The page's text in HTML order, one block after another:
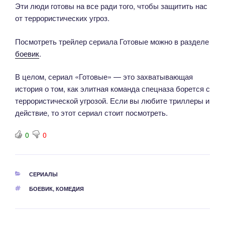
Эти люди готовы на все ради того, чтобы защитить нас
от террористических угроз.
Посмотреть трейлер сериала Готовые можно в разделе
боевик.
В целом, сериал «Готовые» — это захватывающая
история о том, как элитная команда спецназа борется с
террористической угрозой. Если вы любите триллеры и
действие, то этот сериал стоит посмотреть.
0 0
РУБРИКИ
СЕРИАЛЫ
МЕТКИ
БОЕВИК, КОМЕДИЯ